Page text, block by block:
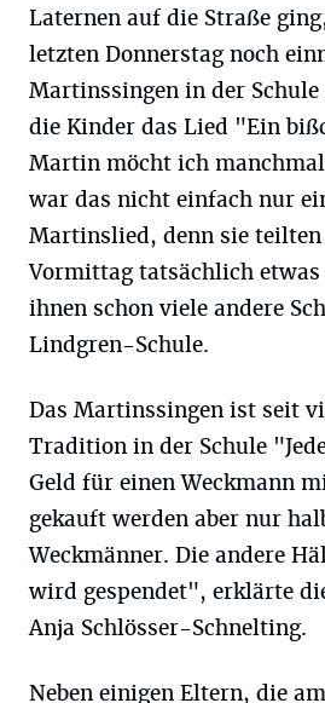
Laternen auf die Straße
letzten Donnerstag noch
Martinssingen in der Schule
die Kinder das Lied "Ein
Martin möcht ich
war das nicht einfach nur
Martinslied, denn sie teilten
Vormittag tatsächlich
ihnen schon viele andere
Lindgren-Schule.
Das Martinssingen ist seit
Tradition in der Schule
Geld für einen Weckmann
gekauft werden aber nur
Weckmänner. Die andere
wird gespendet", erklärte
Anja Schlösser-Schnelting.
Neben einigen Eltern, die